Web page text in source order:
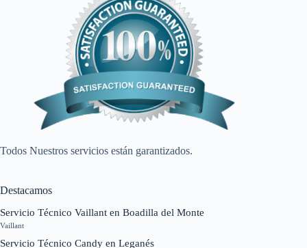
Todos Nuestros servicios están garantizados.
Destacamos
Servicio Técnico Vaillant en Boadilla del Monte
Vaillant
Servicio Técnico Candy en Leganés